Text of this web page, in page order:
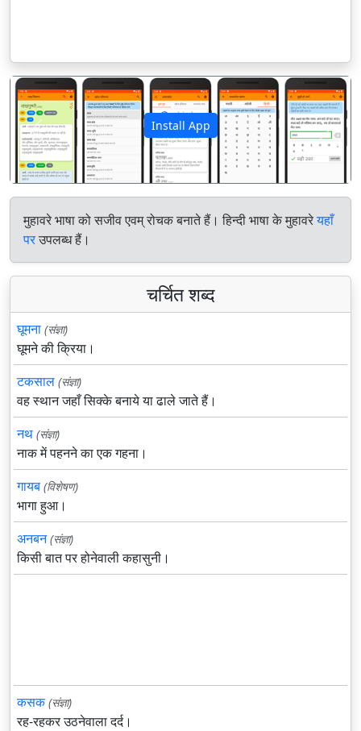
Install App
पिछला अगला
मुहावरे भाषा को सजीव एवम् रोचक बनाते हैं। हिन्दी भाषा के मुहावरेयहाँ
परउपलब्ध हैं।
चर्चित शब्द
घूमना (संज्ञा)
घूमने की क्रिया।
टकसाल (संज्ञा)
वह स्थान जहाँ सिक्के बनाये या ढाले जाते हैं।
नथ (संज्ञा)
नाक में पहनने का एक गहना।
गायब (विशेषण)
भागा हुआ।
अनबन (संज्ञा)
किसी बात पर होनेवाली कहासुनी।
कसक (संज्ञा)
रह-रहकर उठनेवाला दर्द।